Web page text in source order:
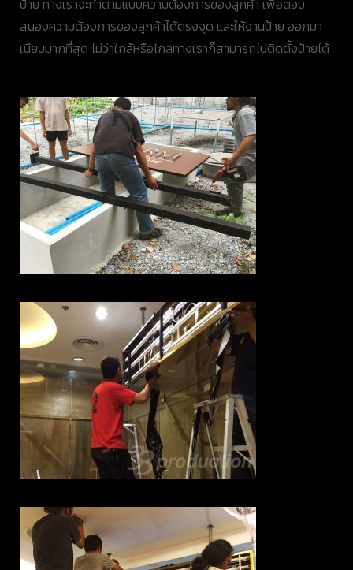
ป้าย ทางเราจะทำตามแบบความต้องการของลูกค้า เพื่อตอบ
สนองความต้องการของลูกค้าได้ตรงจุด และให้งานป้าย ออกมา
เนียบมากที่สุด ไม่ว่าใกล้หรือไกลทางเราก็สามารถไปติดตั้งป้ายได้